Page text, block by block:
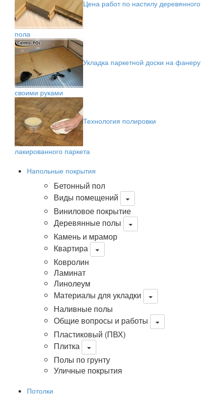
Цена работ по настилу деревянного
пола
Укладка паркетной доски на фанеру
своими руками
Технология полировки
лакированного паркета
Напольные покрытия
Бетонный пол
Виды помещений
Виниловое покрытие
Деревянные полы
Камень и мрамор
Квартира
Ковролин
Ламинат
Линолеум
Материалы для укладки
Наливные полы
Общие вопросы и работы
Пластиковый (ПВХ)
Плитка
Полы по грунту
Уличные покрытия
Потолки